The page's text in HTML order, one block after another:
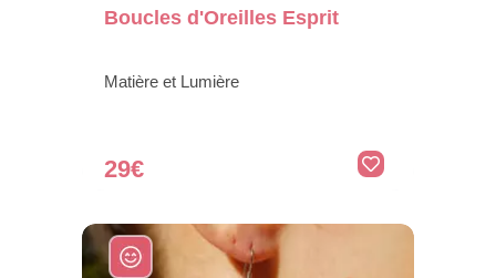
Boucles d'Oreilles Esprit
Matière et Lumière
29€